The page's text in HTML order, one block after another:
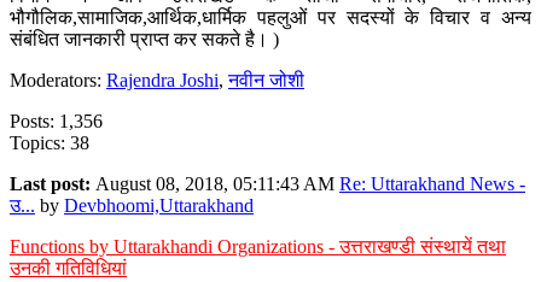
भौगौलिक,सामाजिक,आर्थिक,धार्मिक पहलुओं पर सदस्यों के विचार व अन्य
संबंधित जानकारी प्राप्त कर सकते है। )
Moderators: Rajendra Joshi,नवीन जोशी
Posts: 1,356
Topics: 38
Last post: August 08, 2018, 05:11:43 AM Re: Uttarakhand News -
उ... by Devbhoomi,Uttarakhand
Functions by Uttarakhandi Organizations - उत्तराखण्डी संस्थायें तथा
उनकी गतिविधियां